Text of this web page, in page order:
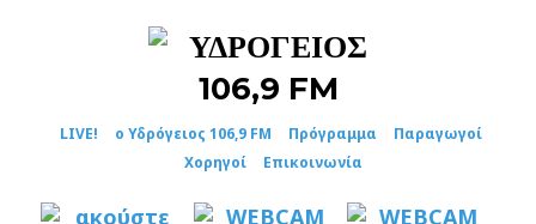
LIVE! ο Υδρόγειος 106,9 FM Πρόγραμμα
Παραγωγοί
Χορηγοί
Επικοινωνία